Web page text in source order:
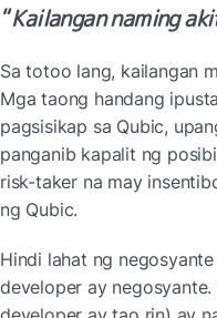
“Kailangan naming
Sa totoo lang, kailangan
Mga taong handang
pagsisikap sa Qubic,
panganib kapalit ng
risk-taker na may
ng Qubic.
Hindi lahat ng
developer ay